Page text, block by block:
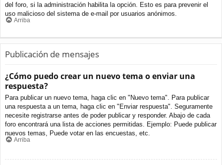
del foro, si la administración habilita la opción. Esto es para prevenir el
uso malicioso del sistema de e-mail por usuarios anónimos.
Arriba
Publicación de mensajes
¿Cómo puedo crear un nuevo tema o enviar una
respuesta?
Para publicar un nuevo tema, haga clic en "Nuevo tema". Para publicar
una respuesta a un tema, haga clic en "Enviar respuesta". Seguramente
necesite registrarse antes de poder publicar y responder. Abajo de cada
foro encontrará una lista de acciones permitidas. Ejemplo: Puede publicar
nuevos temas, Puede votar en las encuestas, etc.
Arriba